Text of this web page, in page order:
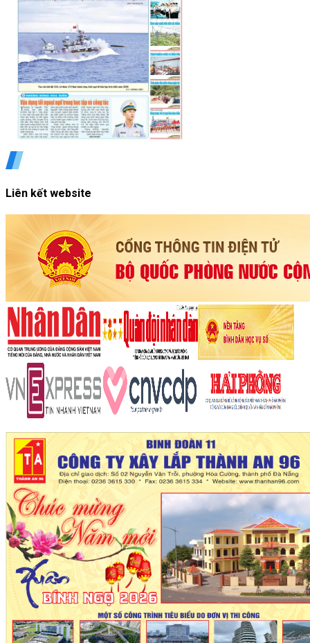
Liên kết website